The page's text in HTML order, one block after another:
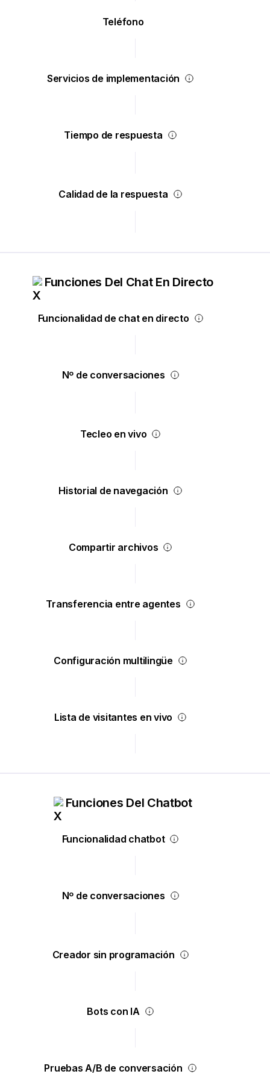
Teléfono
Servicios de implementación
Tiempo de respuesta
Calidad de la respuesta
Funciones Del Chat En Directo
Funcionalidad de chat en directo
Nº de conversaciones
Tecleo en vivo
Historial de navegación
Compartir archivos
Transferencia entre agentes
Configuración multilingüe
Lista de visitantes en vivo
Funciones Del Chatbot
Funcionalidad chatbot
Nº de conversaciones
Creador sin programación
Bots con IA
Pruebas A/B de conversación